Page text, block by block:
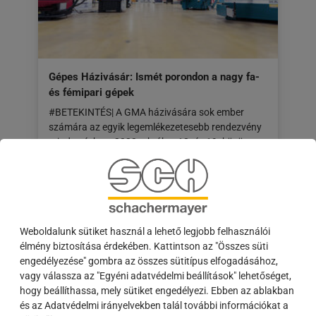
Weboldalunk sütiket használ a lehető legjobb felhasználói
élmény biztosítása érdekében. Kattintson az "Összes süti
engedélyezése" gombra az összes sütitípus elfogadásához,
vagy válassza az "Egyéni adatvédelmi beállítások" lehetőséget,
hogy beállíthassa, mely sütiket engedélyezi. Ebben az ablakban
és az Adatvédelmi irányelvekben talál további információkat a
Gépes Házivásár: Ismét porondon a nagy fa-
és fémipari gépek
#BETEKINTÉS| A GMA házivására sok ember
számára az egyik legemlékezetesebb rendezvény
minden évben. 2023. október 18. és 19. között
ismét megnyílik…
következő
honlapon
jelent
meg:
18.09.2023